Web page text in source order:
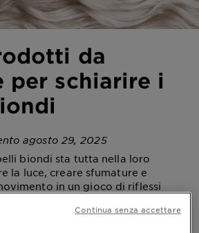
da
per schiarire i
agosto 29, 2025
biondi sta tutta nella loro
la luce, creare sfumature e
in un gioco di riflessi
sfumatura dopo sfumatura. Se
Continua senza accettare